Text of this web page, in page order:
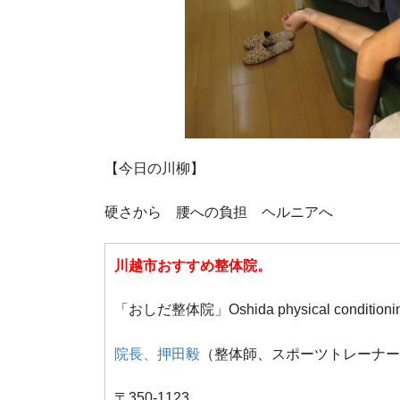
【今日の川柳】
硬さから 腰への負担 ヘルニアへ
川越市おすすめ整体院。
「おしだ整体院」Oshida physical
院長、押田毅 （整体師、スポーツトレーナ